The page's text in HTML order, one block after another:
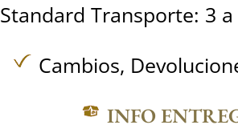
Standard Transporte: 3
Cambios,
INFO